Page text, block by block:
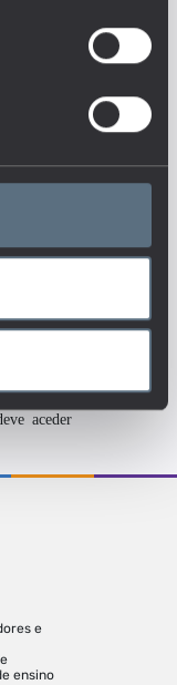
aceder
e
ensino